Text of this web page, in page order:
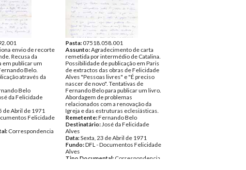
envio de recorte
Recusa da
em publicar um
Belo.
através da
Belo
da Felicidade
de Abril de 1971
Felicidade
Correspondencia
Pasta:07518.058.001
Assunto:Agradecimento de carta
remetida por intermédio de Catalina.
Possibilidade de publicação em Paris
de extractos das obras de Felicidade
Alves "Pessoas livres" e "É preciso
nascer de novo". Tentativas de
Fernando Belo para publicar um livro.
Abordagem de problemas
relacionados com a renovação da
Igreja e das estruturas eclesiásticas.
Remetente:Fernando Belo
Destinatário:José da Felicidade
Alves
Data:Sexta, 23 de Abril de 1971
Fundo:DFL - Documentos Felicidade
Alves
Tipo Documental: Correspondencia